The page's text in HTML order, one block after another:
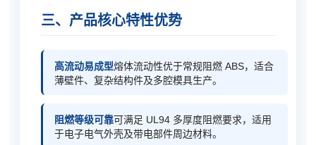
三、产品核心特性优势
高流动易成型熔体流动性优于常规阻燃 ABS，适合
薄壁件、复杂结构件及多腔模具生产。
阻燃等级可靠可满足 UL94 多厚度阻燃要求，适用
于电子电气外壳及带电部件周边材料。